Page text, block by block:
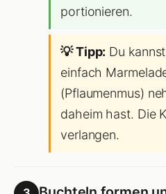
portionieren.
💡 Tipp: Du
einfach
(Pflaumenmus)
daheim hast. Die
verlangen.